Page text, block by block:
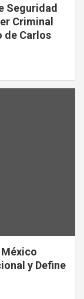
Seguridad
Criminal
de Carlos
y Define